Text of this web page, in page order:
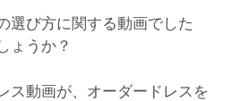
選び方に関する動画でした
ょうか？
ス動画が、オーダードレスを